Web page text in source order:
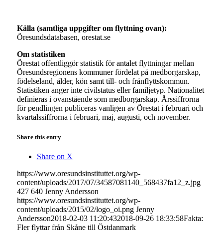
Källa (samtliga uppgifter om flyttning ovan):
Öresundsdatabasen, orestat.se
Om statistiken
Örestat offentliggör statistik för antalet flyttningar mellan
Öresundsregionens kommuner fördelat på medborgarskap,
födelseland, ålder, kön samt till- och frånflyttskommun.
Statistiken anger inte civilstatus eller familjetyp. Nationalitet
definieras i ovanstående som medborgarskap. Årssiffrorna
för pendlingen publiceras vanligen av Örestat i februari och
kvartalssiffrorna i februari, maj, augusti, och november.
Share this entry
Share on X
https://www.oresundsinstituttet.org/wp-
content/uploads/2017/07/34587081140_568437fa12_z.jpg
427 640 Jenny Andersson
https://www.oresundsinstituttet.org/wp-
content/uploads/2015/02/logo_oi.png Jenny
Andersson2018-02-03 11:20:432018-09-26 18:33:58Fakta:
Fler flyttar från Skåne till Östdanmark